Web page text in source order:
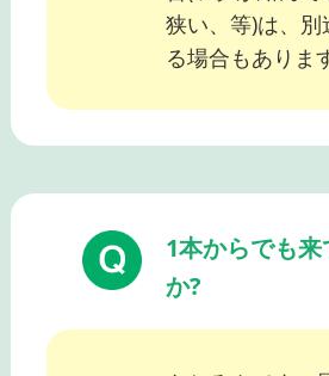
狭い、等)は、
る場合もありま
1本からでも
か?